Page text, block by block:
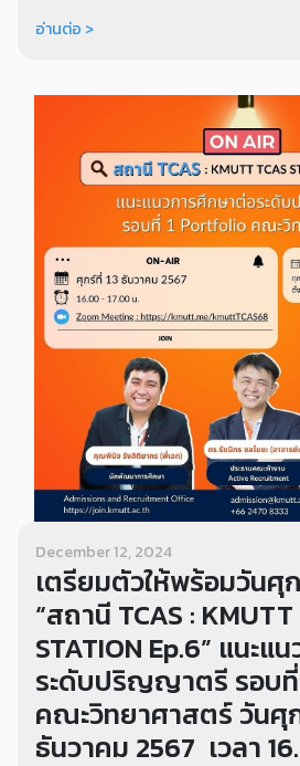
อ่านต่อ >
December 12, 2024
เตรียมตัวให้พร้อมวัน
“สถานี TCAS : KMUTT
STATION Ep.6” แนะ
ระดับปริญญาตรี รอบ
คณะวิทยาศาสตร์ วันศุ
ธันวาคม 2567 เวลา